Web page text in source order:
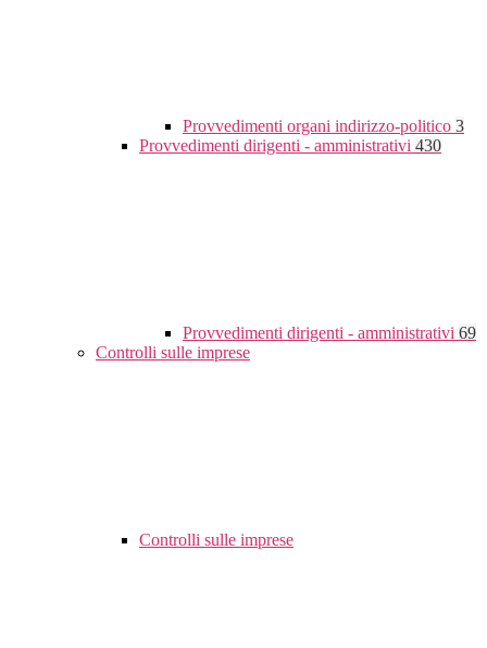
Provvedimenti organi indirizzo-politico 3
Provvedimenti dirigenti - amministrativi 430
Provvedimenti dirigenti - amministrativi 69
Controlli sulle imprese
Controlli sulle imprese